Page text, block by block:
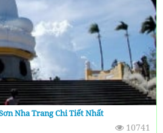
Nha Trang Chi Tiết Nhất
10741